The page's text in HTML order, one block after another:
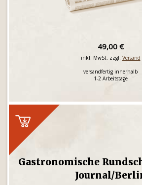
49,00 €
inkl. MwSt. zzgl. Versand
versandfertig innerhalb
1-2 Arbeitstage
Gastronomische
Journal/